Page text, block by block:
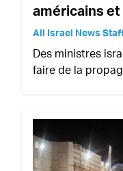
américains
All Israel News
Des ministres
faire de la